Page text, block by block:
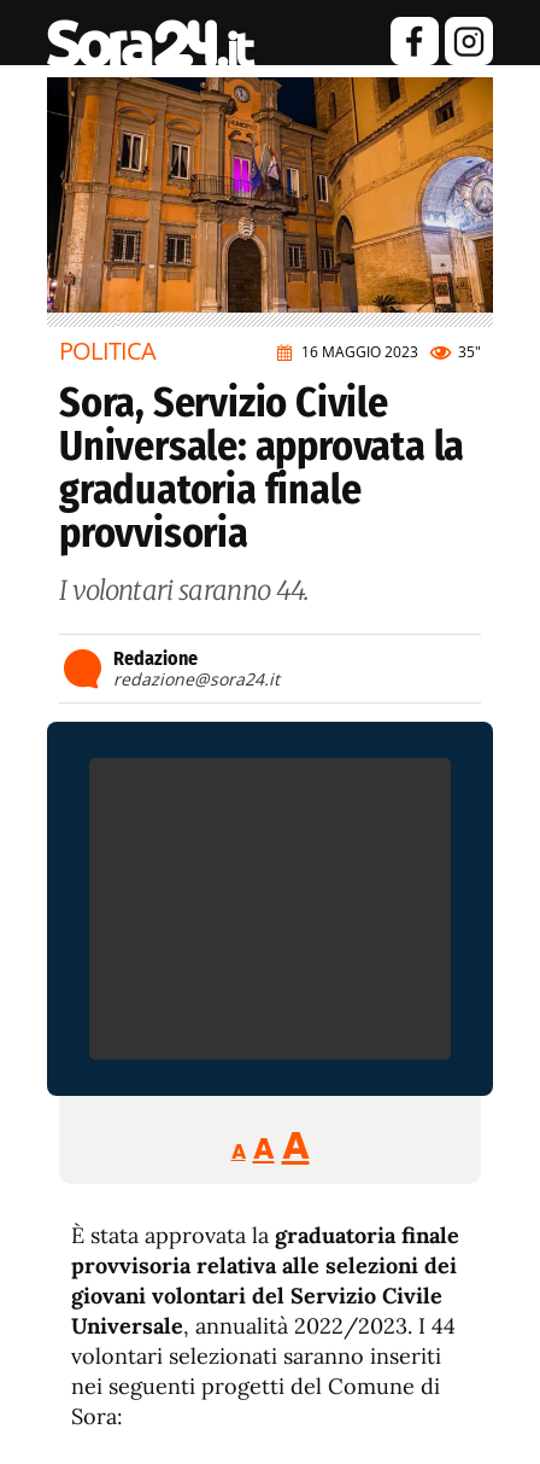
16 MAGGIO 2023 35"
POLITICA
Sora, Servizio Civile
Universale: approvata la
graduatoria finale
provvisoria
I volontari saranno 44.
Redazione
redazione@sora24.it
A
Reducir
tamaño
A Restablecer
tamaño
fuente
AAumentar
de
fuente.
È stata approvata la graduatoria finale
provvisoria relativa alle selezioni dei
giovani volontari del Servizio Civile
Universale, annualità 2022/2023. I 44
volontari selezionati saranno inseriti
nei seguenti progetti del Comune di
Sora: